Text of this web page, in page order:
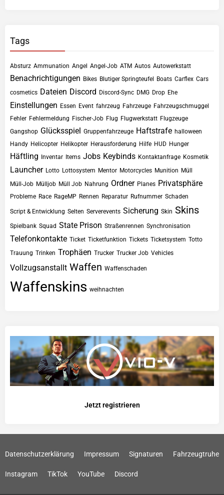
Tags
Absturz Ammunation Angel Angel-Job ATM Autos Autowerkstatt
Benachrichtigungen Bikes Blutiger Springteufel Boats Carflex Cars
cosmetics Dateien Discord Discord-Sync DMG Drop Ehe
Einstellungen Essen Event fahrzeug Fahrzeuge Fahrzeugschmuggel
Fehler Fehlermeldung Fischer-Job Flug Flugwerkstatt Flugzeuge
Gangshop Glücksspiel Gruppenfahrzeuge Haftstrafe halloween
Handy Helicopter Helikopter Herausforderung Hilfe HUD Hunger
Häftling Inventar Items Jobs Keybinds Kontaktanfrage Kosmetik
Launcher Lotto Lottosystem Mentor Motorcycles Munition Müll
Müll-Job Mülljob Müll Job Nahrung Ordner Planes Privatsphäre
Probleme Race RageMP Rennen Reparatur Rufnummer Schaden
Script & Entwicklung Selten Serverevents Sicherung Skin Skins
Spielbank Squad State Prison Straßenrennen Synchronisation
Telefonkontakte Ticket Ticketfunktion Tickets Ticketsystem Totto
Trauung Trinken Trophäen Trucker Trucker Job Vehicles
Vollzugsanstallt Waffen Waffenschaden
Waffenskins weihnachten
Jetzt registrieren
Datenschutzerklärung Impressum Signaturen Fahrzeugtruhe
Instagram TikTok YouTube Discord